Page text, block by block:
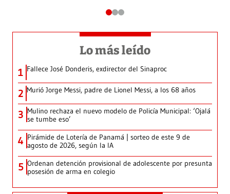
Lo más leído
1 Fallece José Donderis, exdirector del Sinaproc
2 Murió Jorge Messi, padre de Lionel Messi, a los 68 años
3 Mulino rechaza el nuevo modelo de Policía Municipal: ‘Ojalá
se tumbe eso’
4 Pirámide de Lotería de Panamá | sorteo de este 9 de
agosto de 2026, según la IA
5 Ordenan detención provisional de adolescente por presunta
posesión de arma en colegio